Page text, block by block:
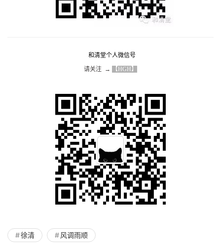
和清堂个人微信号
请关注  → 【HGH】
徐清 风调雨顺